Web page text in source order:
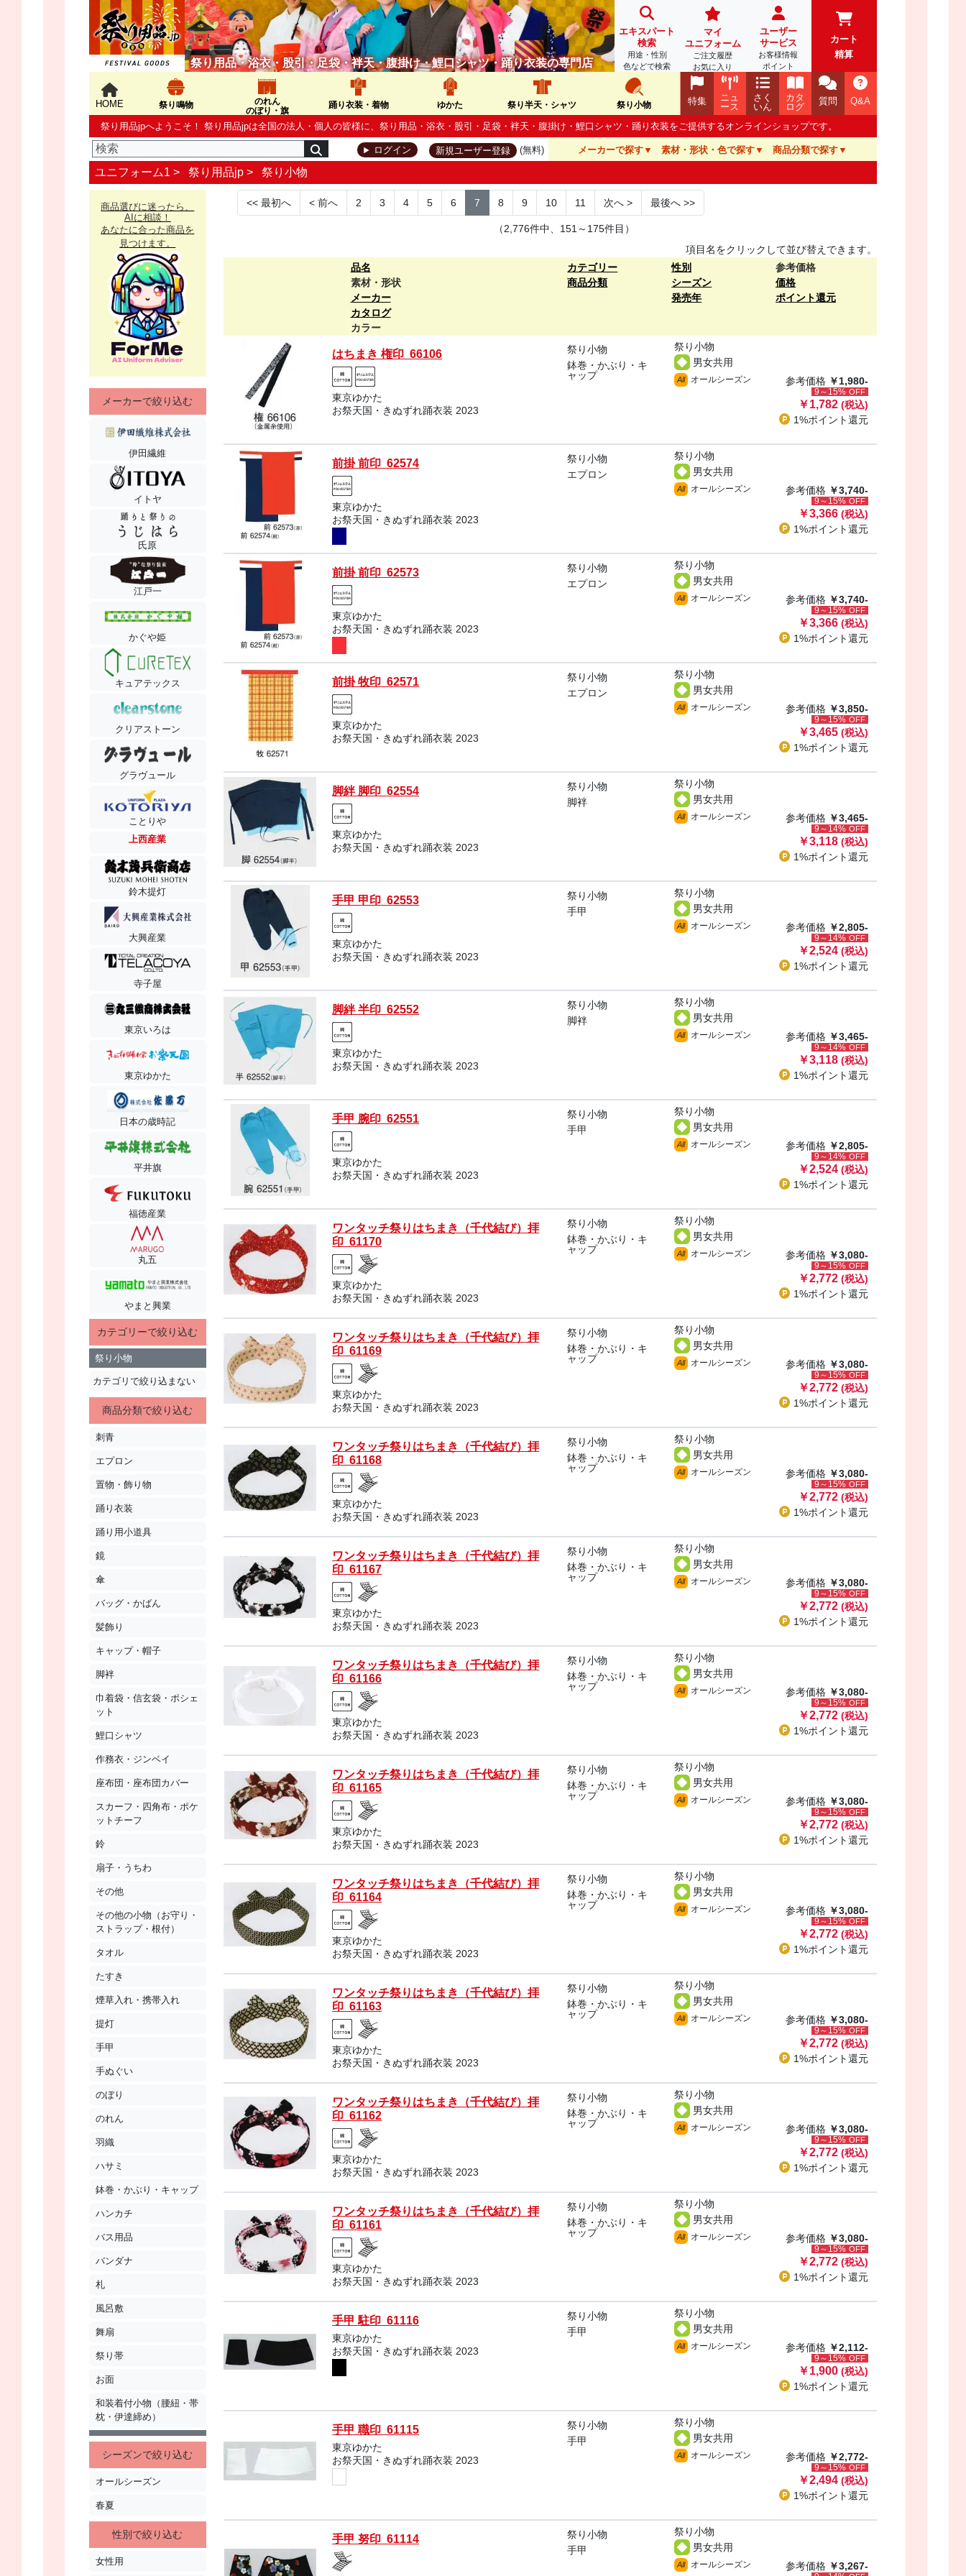
祭り用品・浴衣・股引・足袋・袢天・腹掛け・鯉口シャツ・踊り衣装の専門店
エキスパート
検索
用途・性別
色などで検索
マイ
ユニフォーム
ご注文履歴
お気に入り
ユーザー
サービス
お客様情報
ポイント
カート
精算
HOME 祭り鳴物
のれん
のぼり・旗
踊り衣装・着物 ゆかた 祭り半天・シャツ 祭り小物 Q&A
質問
カタ
ログ
さく
いん
ニュ
ース
特集
祭り用品jpへようこそ！ 祭り用品jpは全国の法人・個人の皆様に、祭り用品・浴衣・股引・足袋・袢天・腹掛け・鯉口シャツ・踊り衣装をご提供するオンラインショップです。
ログイン 新規ユーザー登録 (無料) メーカーで探す 素材・形状・色で探す 商品分類で探す
ユニフォーム1 > 祭り用品jp > 祭り小物
商品選びに迷ったら、
AIに相談！
あなたに合った商品を
見つけます。
メーカーで絞り込む
伊田繊維
イトヤ
氏原
江戸一
かぐや姫
キュアテックス
クリアストーン
グラヴュール
ことりや
上西産業
鈴木提灯
大興産業
寺子屋
東京いろは
東京ゆかた
日本の歳時記
平井旗
福徳産業
丸五
やまと興業
カテゴリーで絞り込む
祭り小物
カテゴリで絞り込まない
商品分類で絞り込む
刺青
エプロン
置物・飾り物
踊り衣装
踊り用小道具
鏡
傘
バッグ・かばん
髪飾り
キャップ・帽子
脚袢
巾着袋・信玄袋・ポシェ
ット
鯉口シャツ
作務衣・ジンベイ
座布団・座布団カバー
スカーフ・四角布・ポケ
ットチーフ
鈴
扇子・うちわ
その他
その他の小物（お守り・
ストラップ・根付）
タオル
たすき
煙草入れ・携帯入れ
提灯
手甲
手ぬぐい
のぼり
のれん
羽織
ハサミ
鉢巻・かぶり・キャップ
ハンカチ
バス用品
バンダナ
札
風呂敷
舞扇
祭り帯
お面
和装着付小物（腰紐・帯
枕・伊達締め）
シーズンで絞り込む
オールシーズン
春夏
性別で絞り込む
女性用
<< 最初へ < 前へ 2 3 4 5 6 7 8 9 10 11 次へ> 最後へ>>
（2,776件中、151～175件目）
項目名をクリックして並び替えできます。
品名
素材・形状
メーカー
カタログ
カラー
カテゴリー
商品分類
性別
シーズン
発売年
参考価格
価格
ポイント還元
はちまき 権印 66106
東京ゆかた
お祭天国・きぬずれ踊衣装 2023
祭り小物
鉢巻・かぶり・キ
ャップ
祭り小物
男女共用
All オールシーズン 参考価格 ￥1,980-
9～15% OFF
￥1,782 (税込)
1%ポイント還元
前掛 前印 62574
東京ゆかた
お祭天国・きぬずれ踊衣装 2023
祭り小物
エプロン
祭り小物
男女共用
All オールシーズン 参考価格 ￥3,740-
9～15% OFF
￥3,366 (税込)
1%ポイント還元
前掛 前印 62573
東京ゆかた
お祭天国・きぬずれ踊衣装 2023
祭り小物
エプロン
祭り小物
男女共用
All オールシーズン 参考価格 ￥3,740-
9～15% OFF
￥3,366 (税込)
1%ポイント還元
前掛 牧印 62571
東京ゆかた
お祭天国・きぬずれ踊衣装 2023
祭り小物
エプロン
祭り小物
男女共用
All オールシーズン 参考価格 ￥3,850-
9～15% OFF
￥3,465 (税込)
1%ポイント還元
脚絆 脚印 62554
東京ゆかた
お祭天国・きぬずれ踊衣装 2023
祭り小物
脚袢
祭り小物
男女共用
All オールシーズン 参考価格 ￥3,465-
9～14% OFF
￥3,118 (税込)
1%ポイント還元
手甲 甲印 62553
東京ゆかた
お祭天国・きぬずれ踊衣装 2023
祭り小物
手甲
祭り小物
男女共用
All オールシーズン 参考価格 ￥2,805-
9～14% OFF
￥2,524 (税込)
1%ポイント還元
脚絆 半印 62552
東京ゆかた
お祭天国・きぬずれ踊衣装 2023
祭り小物
脚袢
祭り小物
男女共用
All オールシーズン 参考価格 ￥3,465-
9～14% OFF
￥3,118 (税込)
1%ポイント還元
手甲 腕印 62551
東京ゆかた
お祭天国・きぬずれ踊衣装 2023
祭り小物
手甲
祭り小物
男女共用
All オールシーズン 参考価格 ￥2,805-
9～14% OFF
￥2,524 (税込)
1%ポイント還元
ワンタッチ祭りはちまき（千代結び）拝
印 61170
東京ゆかた
お祭天国・きぬずれ踊衣装 2023
祭り小物
鉢巻・かぶり・キ
ャップ
祭り小物
男女共用
All オールシーズン 参考価格 ￥3,080-
9～15% OFF
￥2,772 (税込)
1%ポイント還元
ワンタッチ祭りはちまき（千代結び）拝
印 61169
東京ゆかた
お祭天国・きぬずれ踊衣装 2023
祭り小物
鉢巻・かぶり・キ
ャップ
祭り小物
男女共用
All オールシーズン 参考価格 ￥3,080-
9～15% OFF
￥2,772 (税込)
1%ポイント還元
ワンタッチ祭りはちまき（千代結び）拝
印 61168
東京ゆかた
お祭天国・きぬずれ踊衣装 2023
祭り小物
鉢巻・かぶり・キ
ャップ
祭り小物
男女共用
All オールシーズン 参考価格 ￥3,080-
9～15% OFF
￥2,772 (税込)
1%ポイント還元
ワンタッチ祭りはちまき（千代結び）拝
印 61167
東京ゆかた
お祭天国・きぬずれ踊衣装 2023
祭り小物
鉢巻・かぶり・キ
ャップ
祭り小物
男女共用
All オールシーズン 参考価格 ￥3,080-
9～15% OFF
￥2,772 (税込)
1%ポイント還元
ワンタッチ祭りはちまき（千代結び）拝
印 61166
東京ゆかた
お祭天国・きぬずれ踊衣装 2023
祭り小物
鉢巻・かぶり・キ
ャップ
祭り小物
男女共用
All オールシーズン 参考価格 ￥3,080-
9～15% OFF
￥2,772 (税込)
1%ポイント還元
ワンタッチ祭りはちまき（千代結び）拝
印 61165
東京ゆかた
お祭天国・きぬずれ踊衣装 2023
祭り小物
鉢巻・かぶり・キ
ャップ
祭り小物
男女共用
All オールシーズン 参考価格 ￥3,080-
9～15% OFF
￥2,772 (税込)
1%ポイント還元
ワンタッチ祭りはちまき（千代結び）拝
印 61164
東京ゆかた
お祭天国・きぬずれ踊衣装 2023
祭り小物
鉢巻・かぶり・キ
ャップ
祭り小物
男女共用
All オールシーズン 参考価格 ￥3,080-
9～15% OFF
￥2,772 (税込)
1%ポイント還元
ワンタッチ祭りはちまき（千代結び）拝
印 61163
東京ゆかた
お祭天国・きぬずれ踊衣装 2023
祭り小物
鉢巻・かぶり・キ
ャップ
祭り小物
男女共用
All オールシーズン 参考価格 ￥3,080-
9～15% OFF
￥2,772 (税込)
1%ポイント還元
ワンタッチ祭りはちまき（千代結び）拝
印 61162
東京ゆかた
お祭天国・きぬずれ踊衣装 2023
祭り小物
鉢巻・かぶり・キ
ャップ
祭り小物
男女共用
All オールシーズン 参考価格 ￥3,080-
9～15% OFF
￥2,772 (税込)
1%ポイント還元
ワンタッチ祭りはちまき（千代結び）拝
印 61161
東京ゆかた
お祭天国・きぬずれ踊衣装 2023
祭り小物
鉢巻・かぶり・キ
ャップ
祭り小物
男女共用
All オールシーズン 参考価格 ￥3,080-
9～15% OFF
￥2,772 (税込)
1%ポイント還元
手甲 駐印 61116
東京ゆかた
お祭天国・きぬずれ踊衣装 2023
祭り小物
手甲
祭り小物
男女共用
All オールシーズン 参考価格 ￥2,112-
9～15% OFF
￥1,900 (税込)
1%ポイント還元
手甲 職印 61115
東京ゆかた
お祭天国・きぬずれ踊衣装 2023
祭り小物
手甲
祭り小物
男女共用
All オールシーズン 参考価格 ￥2,772-
9～15% OFF
￥2,494 (税込)
1%ポイント還元
手甲 努印 61114
祭り小物
手甲
祭り小物
男女共用
All オールシーズン 参考価格 ￥3,267-